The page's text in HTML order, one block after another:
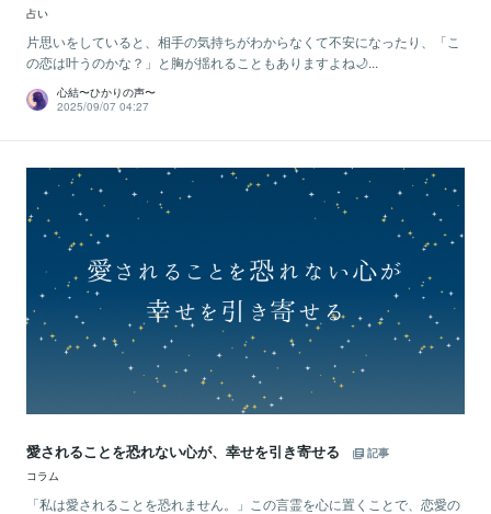
占い
片思いをしていると、相手の気持ちがわからなくて不安になったり、「こ
の恋は叶うのかな？」と胸が揺れることもありますよね🌙...
心結〜ひかりの声〜
2025/09/07 04:27
愛されることを恐れない心が、幸せを引き寄せる
記事
コラム
「私は愛されることを恐れません。」この言霊を心に置くことで、恋愛の